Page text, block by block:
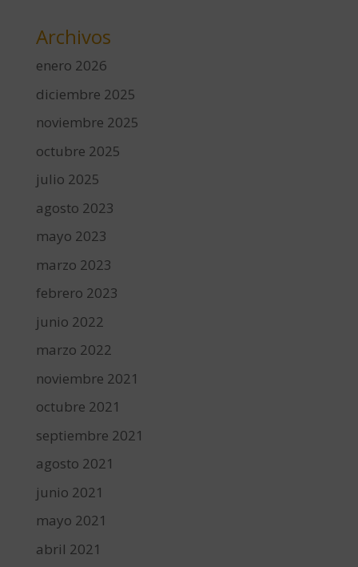
Archivos
enero 2026
diciembre 2025
noviembre 2025
octubre 2025
julio 2025
agosto 2023
mayo 2023
marzo 2023
febrero 2023
junio 2022
marzo 2022
noviembre 2021
octubre 2021
septiembre 2021
agosto 2021
junio 2021
mayo 2021
abril 2021